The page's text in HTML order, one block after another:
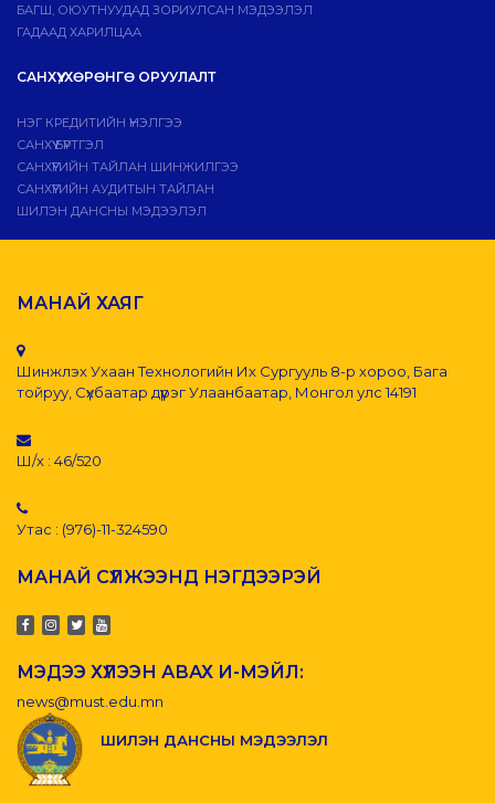
БАГШ, ОЮУТНУУДАД ЗОРИУЛСАН МЭДЭЭЛЭЛ
ГАДААД ХАРИЛЦАА
САНХҮҮ, ХӨРӨНГӨ ОРУУЛАЛТ
НЭГ КРЕДИТИЙН ҮНЭЛГЭЭ
САНХҮҮ БҮРТГЭЛ
САНХҮҮГИЙН ТАЙЛАН ШИНЖИЛГЭЭ
САНХҮҮГИЙН АУДИТЫН ТАЙЛАН
ШИЛЭН ДАНСНЫ МЭДЭЭЛЭЛ
МАНАЙ ХАЯГ
Шинжлэх Ухаан Технологийн Их Сургууль 8-р хороо, Бага
тойруу, Сүхбаатар дүүрэг Улаанбаатар, Монгол улс 14191
Ш/х : 46/520
Утас : (976)-11-324590
МАНАЙ СҮЛЖЭЭНД НЭГДЭЭРЭЙ
МЭДЭЭ ХҮЛЭЭН АВАХ И-МЭЙЛ:
news@must.edu.mn
ШИЛЭН ДАНСНЫ МЭДЭЭЛЭЛ